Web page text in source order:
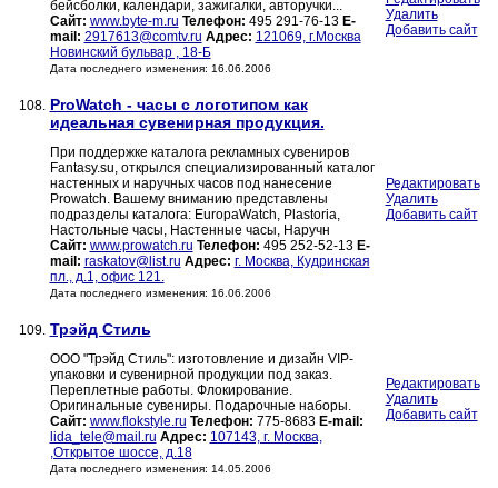
бейсболки, календари, зажигалки, авторучки...
Сайт: www.byte-m.ru Телефон: 495 291-76-13 E-
mail: 2917613@comtv.ru Адрес: 121069, г.Москва
Новинский бульвар , 18-Б
Дата последнего изменения: 16.06.2006
Удалить
Добавить сайт
108. ProWatch - часы с логотипом как
идеальная сувенирная продукция.
При поддержке каталога рекламных сувениров
Fantasy.su, открылся специализированный каталог
настенных и наручных часов под нанесение
Prowatch. Вашему вниманию представлены
подразделы каталога: EuropaWatch, Plastoria,
Настольные часы, Настенные часы, Наручн
Сайт: www.prowatch.ru Телефон: 495 252-52-13 E-
mail: raskatov@list.ru Адрес: г. Москва, Кудринская
пл., д.1, офис 121.
Дата последнего изменения: 16.06.2006
Редактировать
Удалить
Добавить сайт
109. Трэйд Стиль
ООО "Трэйд Стиль": изготовление и дизайн VIP-
упаковки и сувенирной продукции под заказ.
Переплетные работы. Флокирование.
Оригинальные сувениры. Подарочные наборы.
Сайт: www.flokstyle.ru Телефон: 775-8683 E-mail:
lida_tele@mail.ru Адрес: 107143, г. Москва,
,Открытое шоссе, д.18
Дата последнего изменения: 14.05.2006
Редактировать
Удалить
Добавить сайт